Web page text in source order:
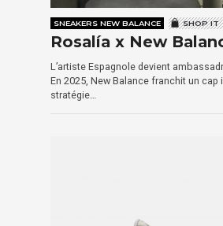
SNEAKERS NEW BALANCE SHOP IT
Rosalía x New
L’artiste Espagnole devient
En 2025, New Balance franchit un cap
stratégie…